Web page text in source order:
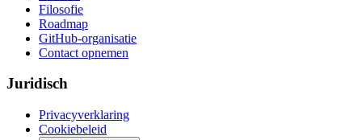
Filosofie
Roadmap
GitHub-organisatie
Contact opnemen
Juridisch
Privacyverklaring
Cookiebeleid